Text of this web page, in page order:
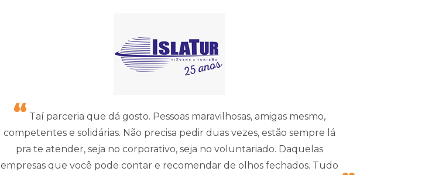
Taí parceria que dá gosto. Pessoas maravilhosas, amigas mesmo,
competentes e solidárias. Não precisa pedir duas vezes, estão sempre lá
pra te atender, seja no corporativo, seja no voluntariado. Daquelas
empresas que você pode contar e recomendar de olhos fechados. Tudo